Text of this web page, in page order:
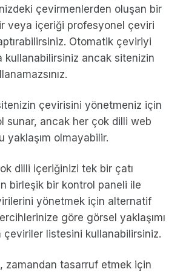
çevirmenlerden oluşan bir
veya içeriği profesyonel çeviri
Otomatik çeviriyi
kullanabilirsiniz ancak sitenizin
çevirisini yönetmeniz için
sunar, ancak her çok dilli web
yaklaşım olmayabilir.
dilli içeriğinizi tek bir çatı
birleşik bir kontrol paneli ile
yönetmek için alternatif
göre görsel yaklaşımı
listesini kullanabilirsiniz.
zamandan tasarruf etmek için